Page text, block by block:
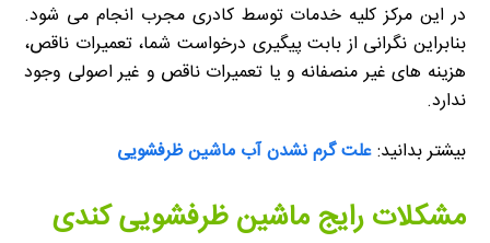
در این مرکز کلیه خدمات توسط کادری مجرب انجام می شود.
بنابراین نگرانی از بابت پیگیری درخواست شما، تعمیرات ناقص،
هزینه های غیر منصفانه و یا تعمیرات ناقص و غیر اصولی وجود
ندارد.
بیشتر بدانید:علت گرم نشدن آب ماشین ظرفشویی
مشکلات رایج ماشین ظرفشویی کندی